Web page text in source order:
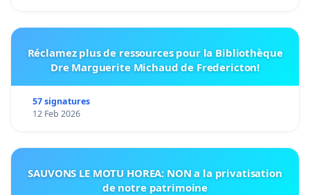
Réclamez plus de ressources pour la Bibliothèque
Dre Marguerite Michaud de Fredericton!
57 signatures
12 Feb 2026
SAUVONS LE MOTU HOREA: NON a la privatisation
de notre patrimoine